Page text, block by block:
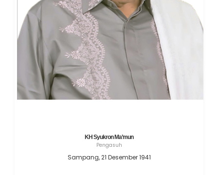
KH Syukron Ma’mun
Pengasuh
Sampang, 21 Desember 1941